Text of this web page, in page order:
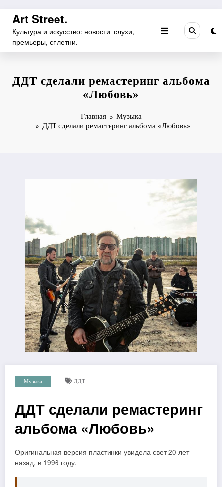
Перейти
содержимому
Art Street.
Культура и искусство: новости, слухи,
премьеры, сплетни.
ДДТ сделали ремастеринг альбома
«Любовь»
Главная
Музыка
ДДТ сделали ремастеринг альбома «Любовь»
Музыка ДДТ
ДДТ сделали ремастеринг
альбома «Любовь»
Оригинальная версия пластинки увидела свет 20 лет
назад, в 1996 году.